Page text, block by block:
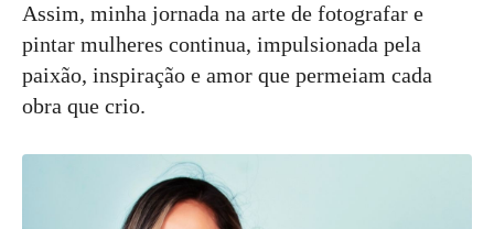
Assim, minha jornada na arte de fotografar e
pintar mulheres continua, impulsionada pela
paixão, inspiração e amor que permeiam cada
obra que crio.